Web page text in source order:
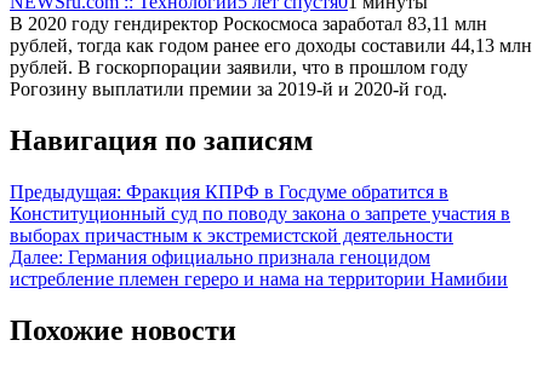
В 2020 году гендиректор Роскосмоса заработал 83,11 млн
рублей, тогда как годом ранее его доходы составили 44,13 млн
рублей. В госкорпорации заявили, что в прошлом году
Рогозину выплатили премии за 2019-й и 2020-й год.
Навигация по записям
Предыдущая: Фракция КПРФ в Госдуме обратится в
Конституционный суд по поводу закона о запрете участия в
выборах причастным к экстремистской деятельности
Далее: Германия официально признала геноцидом
истребление племен гереро и нама на территории Намибии
Похожие новости